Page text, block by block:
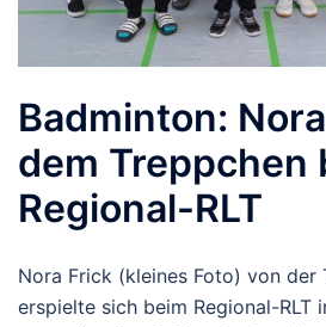
Badminton:
dem Treppchen
Regional-RLT
Nora Frick (kleines Foto) von der
erspielte sich beim Regional-RLT